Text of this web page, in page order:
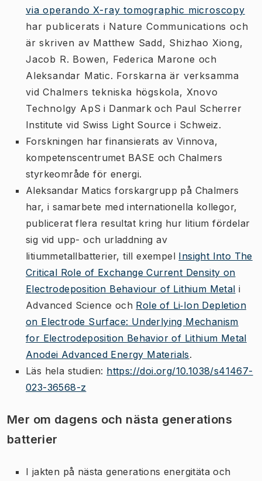
via operando X-ray tomographic microscopy
har publicerats i Nature Communications och
är skriven av Matthew Sadd, Shizhao Xiong,
Jacob R. Bowen, Federica Marone och
Aleksandar Matic. Forskarna är verksamma
vid Chalmers tekniska högskola, Xnovo
Technolgy ApS i Danmark och Paul Scherrer
Institute vid Swiss Light Source i Schweiz.
Forskningen har finansierats av Vinnova,
kompetenscentrumet BASE och Chalmers
styrkeområde för energi.
Aleksandar Matics forskargrupp på Chalmers
har, i samarbete med internationella kollegor,
publicerat flera resultat kring hur litium fördelar
sig vid upp- och urladdning av
litiummetallbatterier, till exempel Insight Into The
Critical Role of Exchange Current Density on
Electrodeposition Behaviour of Lithium Metal i
Advanced Science och Role of Li‐Ion Depletion
on Electrode Surface: Underlying Mechanism
for Electrodeposition Behavior of Lithium Metal
Anodei Advanced Energy Materials.
Läs hela studien: https://doi.org/10.1038/s41467-
023-36568-z
Mer om dagens och nästa generations
batterier
I jakten på nästa generations energitäta och